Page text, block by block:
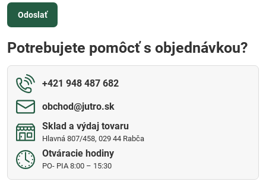
Odoslať
Potrebujete pomôcť s objednávkou?
+421 948 487 682
obchod​@jutro​.sk
Sklad a výdaj tovaru
Hlavná 807/458, 029 44 Rabča
Otváracie hodiny
PO- PIA 8:00 – 15:30